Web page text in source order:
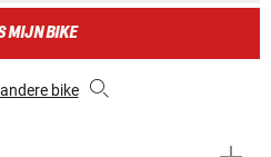
MIJN BIKE
bike